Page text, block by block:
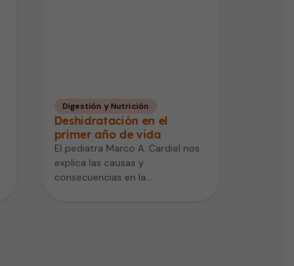
Digestión y Nutrición
Deshidratación en el
primer año de vida
El pediatra Marco A. Cardiel nos
explica las causas y
consecuencias en la